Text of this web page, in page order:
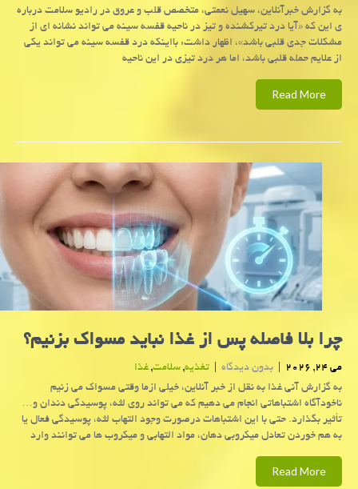
به گزارش خبرآنلاین، سهیل نعمتی، متخصص قلب و عروق در رادیو سلامت درباره
ی این که «آیا درد تیرکشنده و تیز در ناحیه قفسه سینه می تواند نشانه ای از
مشکلات جدی قلبی باشد»، اظهار داشت: بااینکه درد قفسه سینه می تواند یکی
از علایم حمله قلبی باشد، اما هر درد تیزی در این ناحیه
Read More
چرا بلا فاصله پس از غذا نباید مسواک بزنیم؟
می 24, 2026 | بدون دیدگاه | تغذیه,سلامت,غذا
به گزارش آنی غذا به نقل از خبر آنلاین، خیلی ازما وقتی مسواک می زنیم
ناخودآگاه اشتباهاتی انجام می دهیم که می تواند روی لثه، پوسیدگی دندان و…
تأثیر بگذارد. حتی با این اشتباهات درصورت وجود التهاب لثه، پوسیدگی فعال یا
به هم خوردن تعادل میکروبی دهان، مواد التهابی و میکروب ها می توانند وارد
Read More